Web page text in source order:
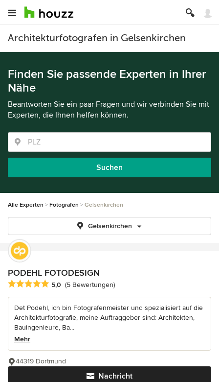
Architekturfotografen in Gelsenkirchen
Finden Sie passende Experten in Ihrer
Nähe
Beantworten Sie ein paar Fragen und wir verbinden Sie mit
Experten, die Ihnen helfen können.
Suchen
Alle Experten Fotografen Gelsenkirchen
Gelsenkirchen
PODEHL FOTODESIGN
Durchschnittliche Bewertung: 5 von 5 Sternen
5,0 (5 Bewertungen)
Det Podehl, ich bin Fotografenmeister und spezialisiert auf die
Architekturfotografie, meine Auftraggeber sind: Architekten,
Bauingenieure, Ba...
Mehr
Nachricht
44319 Dortmund